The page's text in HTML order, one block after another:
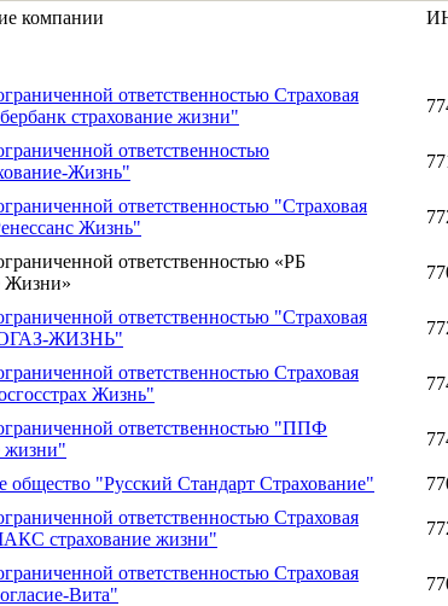
компании
ответственностью Страховая
страхование жизни"
ответственностью
Жизнь"
ответственностью "Страховая
Жизнь"
ответственностью «РБ
Жизни»
ответственностью "Страховая
ЖИЗНЬ"
ответственностью Страховая
Жизнь"
ответственностью "ППФ
жизни"
общество "Русский Стандарт Страхование"
ответственностью Страховая
страхование жизни"
ответственностью Страховая
Вита"